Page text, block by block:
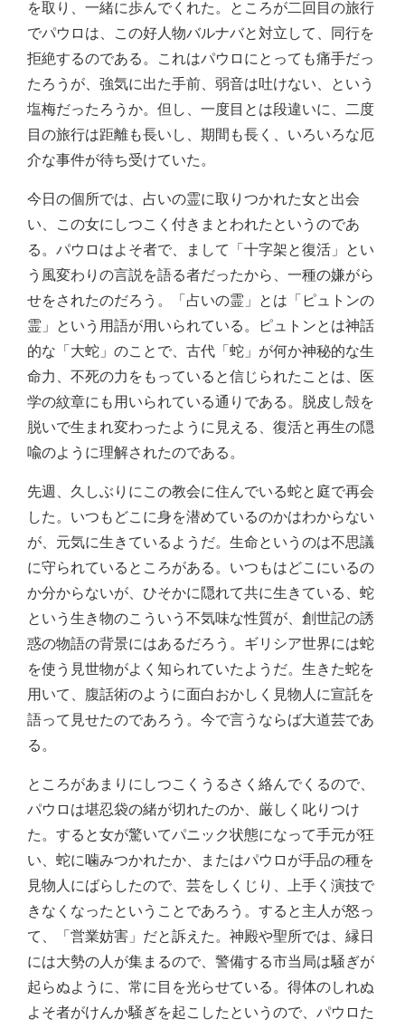
を取り、一緒に歩んでくれた。ところが二回目の旅行
でパウロは、この好人物バルナバと対立して、同行を
拒絶するのである。これはパウロにとっても痛手だっ
たろうが、強気に出た手前、弱音は吐けない、という
塩梅だったろうか。但し、一度目とは段違いに、二度
目の旅行は距離も長いし、期間も長く、いろいろな厄
介な事件が待ち受けていた。
今日の個所では、占いの霊に取りつかれた女と出会
い、この女にしつこく付きまとわれたというのであ
る。パウロはよそ者で、まして「十字架と復活」とい
う風変わりの言説を語る者だったから、一種の嫌がら
せをされたのだろう。「占いの霊」とは「ピュトンの
霊」という用語が用いられている。ピュトンとは神話
的な「大蛇」のことで、古代「蛇」が何か神秘的な生
命力、不死の力をもっていると信じられたことは、医
学の紋章にも用いられている通りである。脱皮し殻を
脱いで生まれ変わったように見える、復活と再生の隠
喩のように理解されたのである。
先週、久しぶりにこの教会に住んでいる蛇と庭で再会
した。いつもどこに身を潜めているのかはわからない
が、元気に生きているようだ。生命というのは不思議
に守られているところがある。いつもはどこにいるの
か分からないが、ひそかに隠れて共に生きている、蛇
という生き物のこういう不気味な性質が、創世記の誘
惑の物語の背景にはあるだろう。ギリシア世界には蛇
を使う見世物がよく知られていたようだ。生きた蛇を
用いて、腹話術のように面白おかしく見物人に宣託を
語って見せたのであろう。今で言うならば大道芸であ
る。
ところがあまりにしつこくうるさく絡んでくるので、
パウロは堪忍袋の緒が切れたのか、厳しく叱りつけ
た。すると女が驚いてパニック状態になって手元が狂
い、蛇に噛みつかれたか、またはパウロが手品の種を
見物人にばらしたので、芸をしくじり、上手く演技で
きなくなったということであろう。すると主人が怒っ
て、「営業妨害」だと訴えた。神殿や聖所では、縁日
には大勢の人が集まるので、警備する市当局は騒ぎが
起らぬように、常に目を光らせている。得体のしれぬ
よそ者がけんか騒ぎを起こしたというので、パウロた